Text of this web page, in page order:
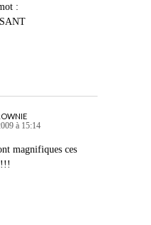
:
à 15:14
magnifiques ces